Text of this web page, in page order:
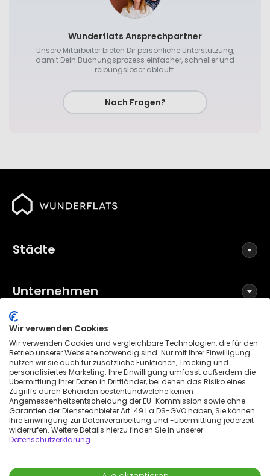
Wunderflats Ansprechpartner
Unsere Mitarbeiter bieten Dir persönliche Unterstützung,
damit Dein Buchungsprozess einfacher, schneller und
reibungsloser abläuft.
Noch Fragen?
Städte
Unternehmen
Social Media
Allgemeine Geschäftsbedingungen
Datenschutzerklärung
Impressum
Patenthinweis
© 2026 Wunderflats GmbH
Wir verwenden Cookies
Wir verwenden Cookies und vergleichbare Technologien, die für den
Betrieb unserer Webseite notwendig sind. Nur mit Ihrer Einwilligung
nutzen wir sie auch für zusätzliche Funktionen, Tracking und
personalisiertes Marketing. Ihre Einwilligung umfasst außerdem die
Übermittlung Ihrer Daten in Drittländer, bei denen das Risiko eines
Zugriffs durch Behörden bestehtundwelche keinen
Angemessenheitsentscheidung der EU-Kommission sowie ohne
Garantien der Diensteanbieter Art. 49 I a DS-GVO haben, Sie können
Ihre Einwilligung zur Datenverarbeitung und -übermittlung jederzeit
widerrufen. Weitere Details hierzu finden Sie in unserer
Datenschutzerklärung.